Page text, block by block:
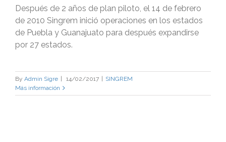
Después de 2 años de plan piloto, el 14 de febrero
de 2010 Singrem inició operaciones en los estados
de Puebla y Guanajuato para después expandirse
por 27 estados.
By Admin Sigre | 14/02/2017 | SINGREM
Más información